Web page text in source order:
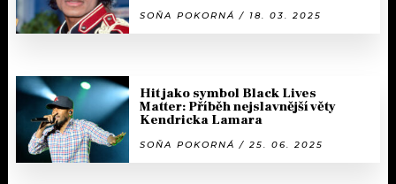
SOŇA POKORNÁ / 18. 03. 2025
Hit jako symbol Black Lives
Matter: Příběh nejslavnější věty
Kendricka Lamara
SOŇA POKORNÁ / 25. 06. 2025